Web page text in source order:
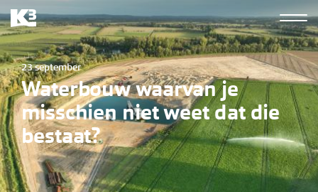
Overslaan
en
naar
de
inhoud
gaan
K3
derde
23 september
Waterbouw waarvan je
misschien niet weet dat die
bestaat?